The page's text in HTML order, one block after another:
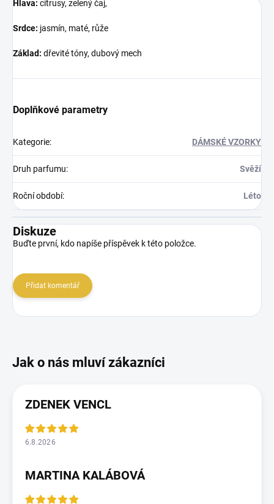
Hlava: citrusy, zelený čaj,
Srdce: jasmín, maté, růže
Základ: dřevité tóny, dubový mech
Doplňkové parametry
Kategorie: DÁMSKÉ VZORKY
Druh parfumu: Svěží
Roční období: Léto
Diskuze
Buďte první, kdo napíše příspěvek k této položce.
Přidat komentář
ZDENEK VENCL
6.8.2026
MARTINA KALÁBOVÁ